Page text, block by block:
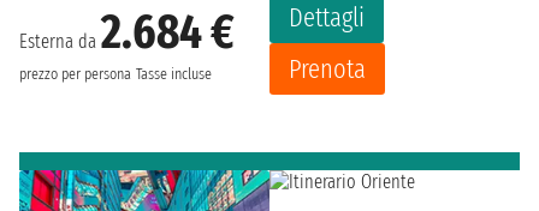
Esterna da 2.684 €
prezzo per persona Tasse incluse
Dettagli
Prenota